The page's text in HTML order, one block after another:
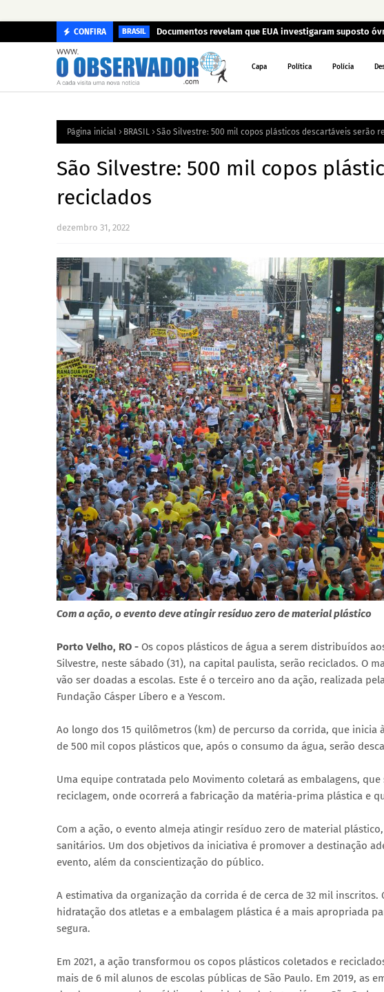
CONFIRA BRASIL Documentos revelam que EUA investigaram suposto
Capa Política Polícia
Página inicial BRASIL São Silvestre: 500 mil copos plásticos descartáveis serão
São Silvestre: 500 mil copos
reciclados
dezembro 31, 2022
Com a ação, o evento deve atingir resíduo zero de material plástico
Porto Velho, RO - Os copos plásticos de água a serem distribuídos
Silvestre, neste sábado (31), na capital paulista, serão reciclados. O
vão ser doadas a escolas. Este é o terceiro ano da ação, realizada
Fundação Cásper Líbero e a Yescom.
Ao longo dos 15 quilômetros (km) de percurso da corrida, que inicia
de 500 mil copos plásticos que, após o consumo da água, serão
Uma equipe contratada pelo Movimento coletará as embalagens,
reciclagem, onde ocorrerá a fabricação da matéria-prima plástica e
Com a ação, o evento almeja atingir resíduo zero de material
sanitários. Um dos objetivos da iniciativa é promover a destinação
evento, além da conscientização do público.
A estimativa da organização da corrida é de cerca de 32 mil inscritos.
hidratação dos atletas e a embalagem plástica é a mais apropriada
segura.
Em 2021, a ação transformou os copos plásticos coletados e
mais de 6 mil alunos de escolas públicas de São Paulo. Em 2019, as